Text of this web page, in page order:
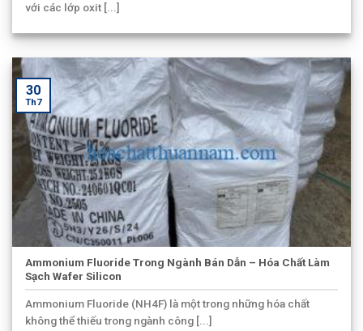
với các lớp oxit [...]
Ammonium Fluoride Trong Ngành Bán Dẫn – Hóa Chất Làm
Sạch Wafer Silicon
Ammonium Fluoride (NH4F) là một trong những hóa chất
không thể thiếu trong ngành công [...]
30
Th7